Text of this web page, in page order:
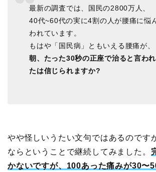
最新の調査では、国民の2800万人、
40代~60代の実に4割の人が腰痛に悩
われています。
もはや「国民病」ともいえる腰痛が、
朝、たった30秒の正座で治ると言わ
たは信じられますか?
やや怪しいうたい文句ではあるのです
ならということで継続してみました。
かないですが、100あった痛みが30〜